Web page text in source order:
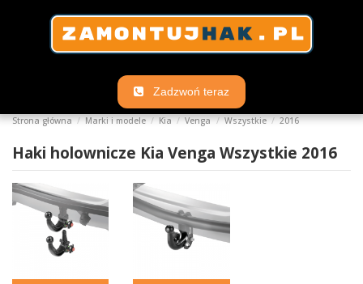
Zadzwoń teraz
Strona główna Marki i modele Kia Venga Wszystkie 2016
Haki holownicze Kia Venga Wszystkie 2016